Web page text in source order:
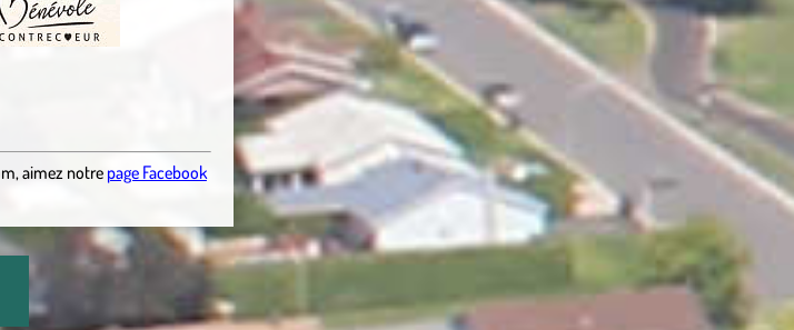
,aimez notre page Facebook